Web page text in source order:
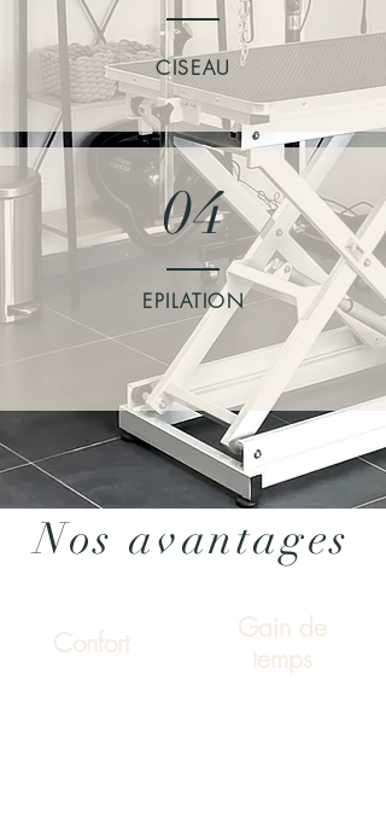
CISEAU
04
EPILATION
Nos avantages
Confort
Gain de
temps